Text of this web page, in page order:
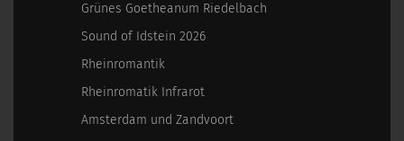
Grünes Goetheanum Riedelbach
Sound of Idstein 2026
Rheinromantik
Rheinromatik Infrarot
Amsterdam und Zandvoort